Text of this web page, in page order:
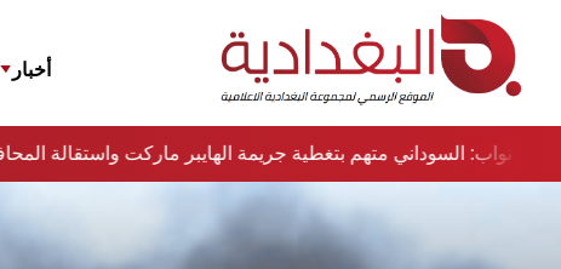
أخبار
نواب: السوداني متهم بتغطية جريمة الهايبر ماركت واستقالة